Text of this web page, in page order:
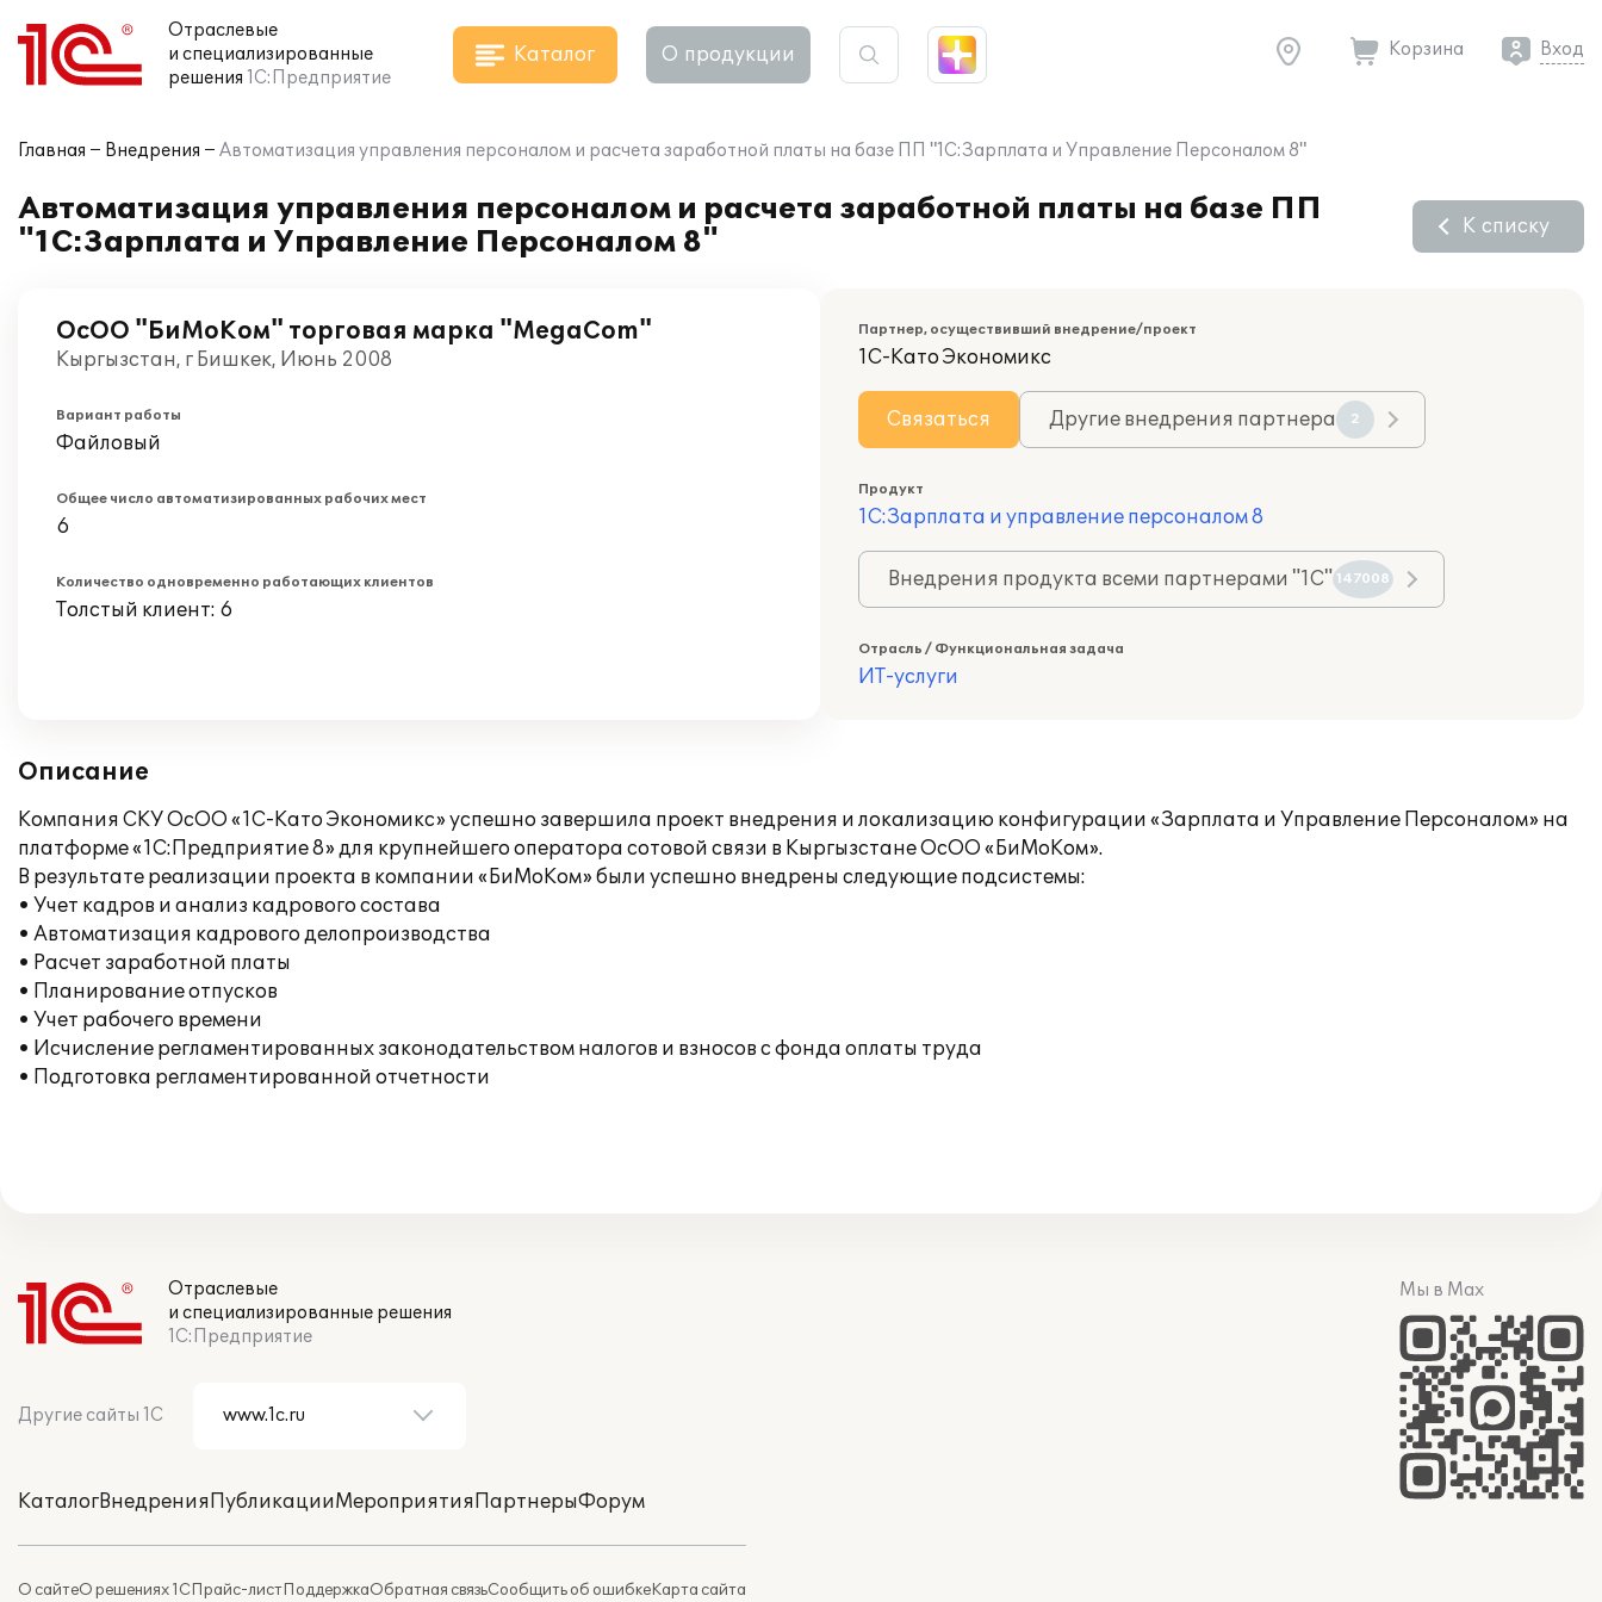
Отраслевые
и специализированные
решения 1С:Предприятие
Каталог О продукции Корзина Вход
Главная Внедрения Автоматизация управления персоналом и расчета заработной платы на базе ПП "1С:Зарплата и Управление Персоналом 8"
Автоматизация управления персоналом и расчета заработной платы на базе ПП
"1С:Зарплата и Управление Персоналом 8"
К списку
ОсОО "БиМоКом" торговая марка "MegaCom"
Кыргызстан, г Бишкек, Июнь 2008
Вариант работы
Файловый
Общее число автоматизированных рабочих мест
6
Количество одновременно работающих клиентов
Толстый клиент: 6
Партнер, осуществивший внедрение/проект
1С-Като Экономикс
Связаться Другие внедрения партнера 2
Продукт
1С:Зарплата и управление персоналом 8
Внедрения продукта всеми партнерами "1С" 147008
Отрасль / Функциональная задача
ИТ-услуги
Описание
Компания СКУ ОсОО «1С-Като Экономикс» успешно завершила проект внедрения и локализацию конфигурации «Зарплата и Управление Персоналом» на
платформе «1С:Предприятие 8» для крупнейшего оператора сотовой связи в Кыргызстане ОсОО «БиМоКом».
В результате реализации проекта в компании «БиМоКом» были успешно внедрены следующие подсистемы:
• Учет кадров и анализ кадрового состава
• Автоматизация кадрового делопроизводства
• Расчет заработной платы
• Планирование отпусков
• Учет рабочего времени
• Исчисление регламентированных законодательством налогов и взносов с фонда оплаты труда
• Подготовка регламентированной отчетности
Отраслевые
и специализированные решения
1С:Предприятие
Другие сайты 1С
КаталогВнедренияПубликацииМероприятияПартнерыФорум
О сайтеО решениях 1СПрайс-листПоддержкаОбратная связьСообщить об ошибкеКарта сайта
Мы в Max